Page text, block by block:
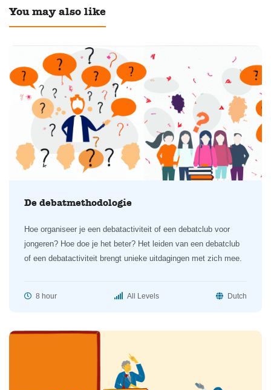
You may also like
De debatmethodologie
Hoe organiseer je een debatactiviteit of een debatclub voor
jongeren? Hoe doe je het beter? Het leiden van een debatclub
of een debatactiviteit brengt unieke uitdagingen met zich mee.
8 hour All Levels Dutch